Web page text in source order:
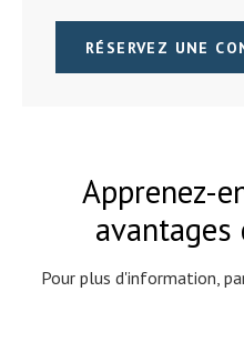
RÉSERVEZ UNE
Apprenez-
Pour plus d'information,